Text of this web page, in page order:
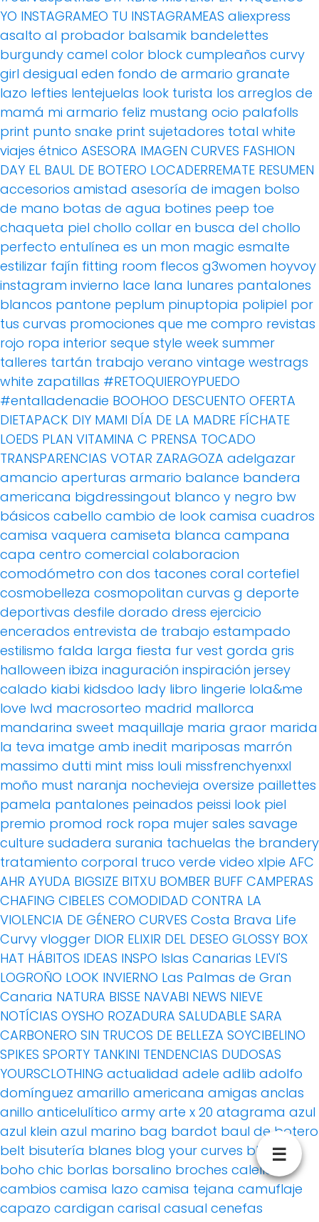
YO INSTAGRAMEO TU INSTAGRAMEAS aliexpress
asalto al probador balsamik bandelettes
burgundy camel color block cumpleaños curvy
girl desigual eden fondo de armario granate
lazo lefties lentejuelas look turista los arreglos de
mamá mi armario feliz mustang ocio palafolls
print punto snake print sujetadores total white
viajes étnico ASESORA IMAGEN CURVES FASHION
DAY EL BAUL DE BOTERO LOCADERREMATE RESUMEN
accesorios amistad asesoría de imagen bolso
de mano botas de agua botines peep toe
chaqueta piel chollo collar en busca del chollo
perfecto entulínea es un mon magic esmalte
estilizar fajín fitting room flecos g3women hoyvoy
instagram invierno lace lana lunares pantalones
blancos pantone peplum pinuptopia polipiel por
tus curvas promociones que me compro revistas
rojo ropa interior seque style week summer
talleres tartán trabajo verano vintage westrags
white zapatillas #RETOQUIEROYPUEDO
#entalladenadie BOOHOO DESCUENTO OFERTA
DIETAPACK DIY MAMI DÍA DE LA MADRE FÍCHATE
LOEDS PLAN VITAMINA C PRENSA TOCADO
TRANSPARENCIAS VOTAR ZARAGOZA adelgazar
amancio aperturas armario balance bandera
americana bigdressingout blanco y negro bw
básicos cabello cambio de look camisa cuadros
camisa vaquera camiseta blanca campana
capa centro comercial colaboracion
comodómetro con dos tacones coral cortefiel
cosmobelleza cosmopolitan curvas g deporte
deportivas desfile dorado dress ejercicio
encerados entrevista de trabajo estampado
estilismo falda larga fiesta fur vest gorda gris
halloween ibiza inaguración inspiración jersey
calado kiabi kidsdoo lady libro lingerie lola&me
love lwd macrosorteo madrid mallorca
mandarina sweet maquillaje maria graor marida
la teva imatge amb inedit mariposas marrón
massimo dutti mint miss louli missfrenchyenxxl
moño must naranja nochevieja oversize paillettes
pamela pantalones peinados peissi look piel
premio promod rock ropa mujer sales savage
culture sudadera surania tachuelas the brandery
tratamiento corporal truco verde video xlpie AFC
AHR AYUDA BIGSIZE BITXU BOMBER BUFF CAMPERAS
CHAFING CIBELES COMODIDAD CONTRA LA
VIOLENCIA DE GÉNERO CURVES Costa Brava Life
Curvy vlogger DIOR ELIXIR DEL DESEO GLOSSY BOX
HAT HÁBITOS IDEAS INSPO Islas Canarias LEVI'S
LOGROÑO LOOK INVIERNO Las Palmas de Gran
Canaria NATURA BISSE NAVABI NEWS NIEVE
NOTÍCIAS OYSHO ROZADURA SALUDABLE SARA
CARBONERO SIN TRUCOS DE BELLEZA SOYCIBELINO
SPIKES SPORTY TANKINI TENDENCIAS DUDOSAS
YOURSCLOTHING actualidad adele adlib adolfo
domínguez amarillo americana amigas anclas
anillo anticelulítico army arte x 20 atagrama azul
azul klein azul marino bag bardot baul de botero
belt bisutería blanes blog your curves blusa
boho chic borlas borsalino broches calella
cambios camisa lazo camisa tejana camuflaje
capazo cardigan carisal casual cenefas
☰